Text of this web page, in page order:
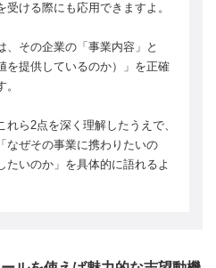
ける際にも応用できますよ。
、その企業の「事業内容」と
を提供しているのか）」を正確
ら2点を深く理解したうえで、
なぜその事業に携わりたいの
たいのか」を具体的に語れるよ